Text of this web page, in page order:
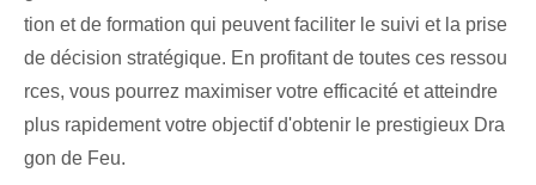
tion et de formation qui peuvent faciliter le suivi et la prise
de décision stratégique. En profitant de toutes ces ressou
rces, vous pourrez maximiser votre efficacité et atteindre
plus rapidement votre objectif d'obtenir le prestigieux Dra
gon de Feu.